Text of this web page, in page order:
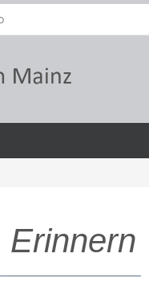
Erinnern